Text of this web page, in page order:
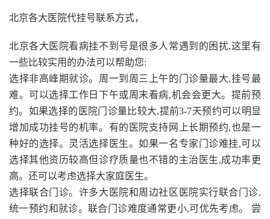
北京各大医院代挂号联系方式，
北京各大医院看病挂不到号是很多人常遇到的困扰,这里有
一些比较实用的办法可以帮助您:
选择非高峰期就诊。周一到周三上午的门诊量最大,挂号最
难。可以选择工作日下午或周末看病,机会会更大。提前预
约。如果选择的医院门诊量比较大,提前3-7天预约可以明显
增加成功挂号的机率。有的医院支持网上长期预约,也是一
种好的选择。灵活选择医生。如果一名专家门诊难挂,可以
选择其他资历较高但诊疗质量也不错的主治医生,成功率更
高。还可以考虑选择大家庭医生。
选择联合门诊。许多大医院和周边社区医院实行联合门诊,
统一预约和就诊。联合门诊难度通常更小,可优先考虑。 尝